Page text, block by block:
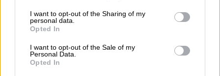
not limited to your visit or usage behaviour. You may click to
grant or deny consent to Google and its third-party tags to
use your data for below specified purposes in below Google
consent section.
I want to opt-out of the Sharing of my
personal data.
Opted In
I want to opt-out of the Sale of my
Personal Data.
Opted In
Ογκολογίας αργότερα αυτό το μήνα. Μια
επίδραση στον καρκίνο θα
οφέλη για την υγείαπου οι ερευνητές
αποδίδουν στα φάρμακα GLP-1. Εκτός από τη
μείωση του σακχάρου στο αίμα και την